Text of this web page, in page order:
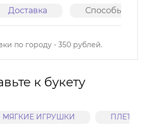
Доставка Способы
по городу - 350 рублей.
к букету
МЯГКИЕ ИГРУШКИ